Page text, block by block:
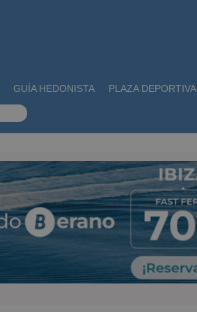
GUÍA HEDONISTA PLAZA DEPORTIVA